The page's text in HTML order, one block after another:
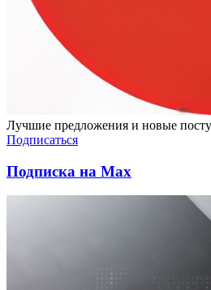
Лучшие предложения и новые
Подписаться
Подписка на Max